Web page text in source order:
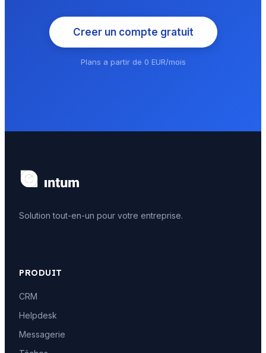
Creer un compte gratuit
Plans a partir de 0 EUR/mois
Solution tout-en-un pour votre entreprise.
PRODUIT
CRM
Helpdesk
Messagerie